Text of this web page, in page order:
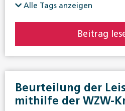
Alle Tags anzeigen
Beitrag
Beurteilung der
mithilfe der WZW-